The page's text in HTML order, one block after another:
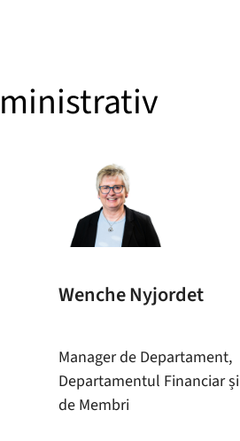
Wenche Nyjordet
Manager de Departament,
Departamentul Financiar și
de Membri